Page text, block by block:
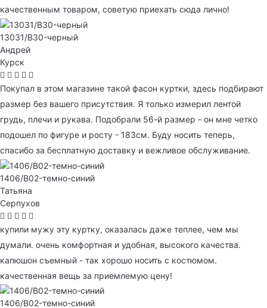
качественным товаром, советую приехать сюда лично!
13031/B30-черный
Андрей
Курск
Покупал в этом магазине такой фасон куртки, здесь подбирают
размер без вашего присутствия. Я только измерил лентой
грудь, плечи и рукава. Подобрали 56-й размер - он мне четко
подошел по фигуре и росту - 183см. Буду носить теперь,
спасибо за бесплатную доставку и вежливое обслуживание.
1406/B02-темно-синий
Татьяна
Серпухов
купили мужу эту куртку, оказалась даже теплее, чем мы
думали. очень комфортная и удобная, высокого качества.
капюшон съемный - так хорошо носить с костюмом.
качественная вещь за приемлемую цену!
1406/B02-темно-синий